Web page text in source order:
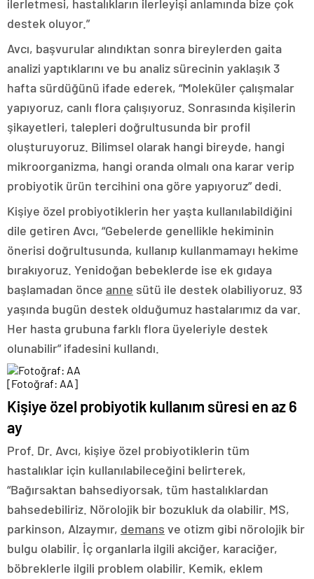
ilerletmesi, hastalıkların ilerleyişi anlamında bize çok
destek oluyor.”
Avcı, başvurular alındıktan sonra bireylerden gaita
analizi yaptıklarını ve bu analiz sürecinin yaklaşık 3
hafta sürdüğünü ifade ederek, “Moleküler çalışmalar
yapıyoruz, canlı flora çalışıyoruz. Sonrasında kişilerin
şikayetleri, talepleri doğrultusunda bir profil
oluşturuyoruz. Bilimsel olarak hangi bireyde, hangi
mikroorganizma, hangi oranda olmalı ona karar verip
probiyotik ürün tercihini ona göre yapıyoruz” dedi.
Kişiye özel probiyotiklerin her yaşta kullanılabildiğini
dile getiren Avcı, “Gebelerde genellikle hekiminin
önerisi doğrultusunda, kullanıp kullanmamayı hekime
bırakıyoruz. Yenidoğan bebeklerde ise ek gıdaya
başlamadan önce anne sütü ile destek olabiliyoruz. 93
yaşında bugün destek olduğumuz hastalarımız da var.
Her hasta grubuna farklı flora üyeleriyle destek
olunabilir” ifadesini kullandı.
[Fotoğraf: AA]
Kişiye özel probiyotik kullanım süresi en az 6
ay
Prof. Dr. Avcı, kişiye özel probiyotiklerin tüm
hastalıklar için kullanılabileceğini belirterek,
“Bağırsaktan bahsediyorsak, tüm hastalıklardan
bahsedebiliriz. Nörolojik bir bozukluk da olabilir. MS,
parkinson, Alzaymır, demans ve otizm gibi nörolojik bir
bulgu olabilir. İç organlarla ilgili akciğer, karaciğer,
böbreklerle ilgili problem olabilir. Kemik, eklem